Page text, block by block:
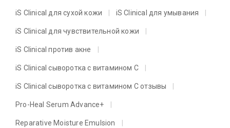
iS Clinical для сухой кожи iS Clinical для умывания
iS Clinical для чувствительной кожи
iS Clinical против акне
iS Clinical сыворотка с витамином C
iS Clinical сыворотка с витамином C отзывы
Pro-Heal Serum Advance+
Reparative Moisture Emulsion